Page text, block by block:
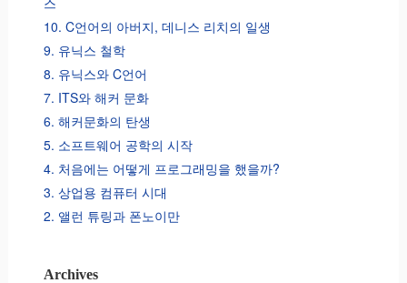
10. C언어의 아버지, 데니스 리치의 일생
9. 유닉스 철학
8. 유닉스와 C언어
7. ITS와 해커 문화
6. 해커문화의 탄생
5. 소프트웨어 공학의 시작
4. 처음에는 어떻게 프로그래밍을 했을까?
3. 상업용 컴퓨터 시대
2. 앨런 튜링과 폰노이만
Archives